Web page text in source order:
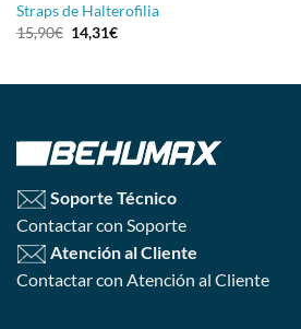
Straps de Halterofilia
15,90€ 14,31€
Soporte Técnico
Contactar con Soporte
Atención al Cliente
Contactar con Atención al Cliente